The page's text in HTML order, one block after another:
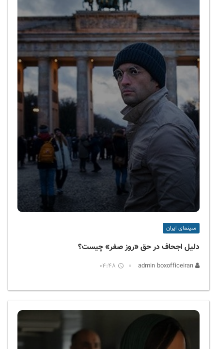
سینمای ایران
دلیل اجحاف در حق «روز صفر» چیست؟
04:48